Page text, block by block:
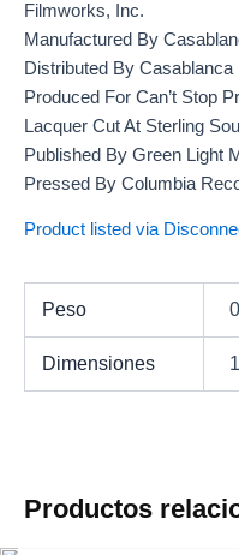
Filmworks, Inc.
Manufactured By
Distributed By
Produced For Can’t Stop
Lacquer Cut At Sterling
Published By Green Light
Pressed By Columbia
Product listed via
Peso
Dimensiones
Productos